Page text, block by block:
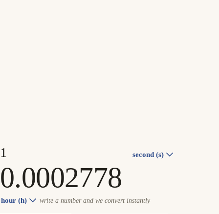
second (s)
hour (h) write a number and we convert instantly